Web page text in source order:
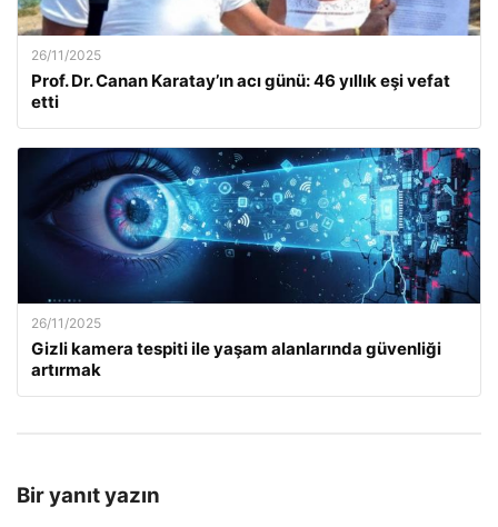
26/11/2025
Prof. Dr. Canan Karatay’ın acı günü: 46 yıllık eşi vefat
etti
26/11/2025
Gizli kamera tespiti ile yaşam alanlarında güvenliği
artırmak
Bir yanıt yazın